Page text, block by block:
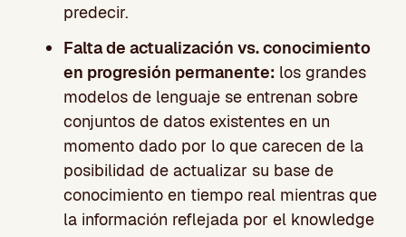
predecir.
Falta de actualización vs. conocimiento
en progresión permanente: los grandes
modelos de lenguaje se entrenan sobre
conjuntos de datos existentes en un
momento dado por lo que carecen de la
posibilidad de actualizar su base de
conocimiento en tiempo real mientras que
la información reflejada por el knowledge